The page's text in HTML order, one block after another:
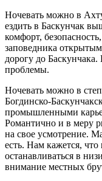
Ночевать можно в
ездить в Баскунчак
комфорт,
заповедника
дорогу до
проблемы.
Ночевать можно в
Богдинско-
промышленными
Романтично и в меру
на свое усмотрение.
есть. Нам кажется,
останавливаться в
внимание местных